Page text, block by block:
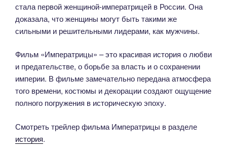
стала первой женщиной-императрицей в России. Она
доказала, что женщины могут быть такими же
сильными и решительными лидерами, как мужчины.
Фильм «Императрицы» – это красивая история о любви
и предательстве, о борьбе за власть и о сохранении
империи. В фильме замечательно передана атмосфера
того времени, костюмы и декорации создают ощущение
полного погружения в историческую эпоху.
Смотреть трейлер фильма Императрицы в разделе
история.